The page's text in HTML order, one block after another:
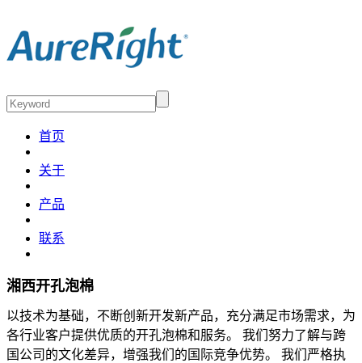
首页
关于
产品
联系
湘西开孔泡棉
以技术为基础，不断创新开发新产品，充分满足市场需求，为
各行业客户提供优质的开孔泡棉和服务。 我们努力了解与跨
国公司的文化差异，增强我们的国际竞争优势。 我们严格执